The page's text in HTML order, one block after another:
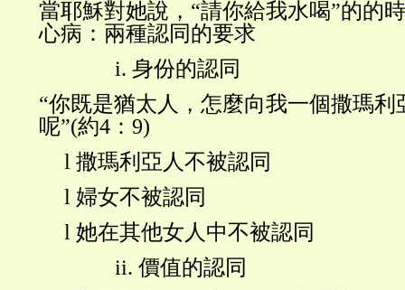
當耶穌對她說， “請你給我水喝”的的
心病：兩種認同的要求
i. 身份的認同
“你既是猶太人，怎麼向我一個撒瑪利
呢”(約4：9)
l 撒瑪利亞人不被認同
l 婦女不被認同
l 她在其他女人中不被認同
ii. 價值的認同